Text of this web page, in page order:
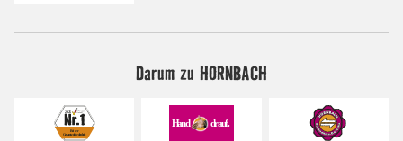
Darum zu HORNBACH